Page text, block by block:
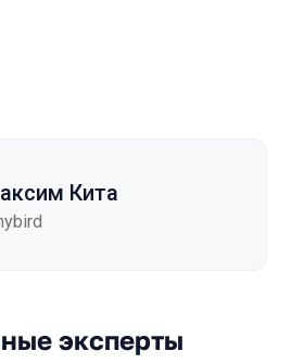
Кита
эксперты